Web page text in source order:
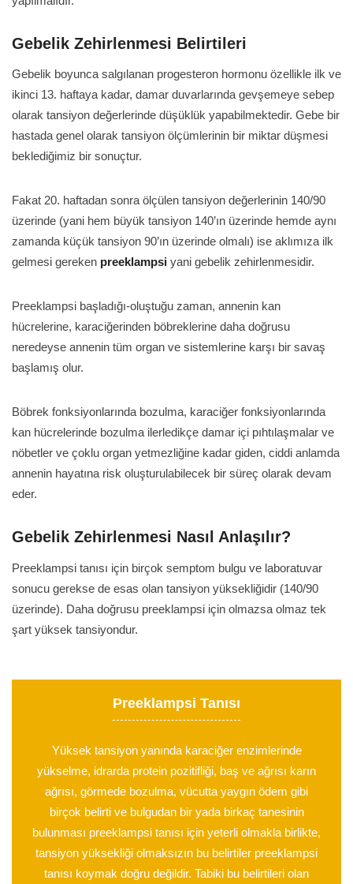
Gebelik Zehirlenmesi Belirtileri
Gebelik boyunca salgılanan progesteron hormonu özellikle ilk ve
ikinci 13. haftaya kadar, damar duvarlarında gevşemeye sebep
olarak tansiyon değerlerinde düşüklük yapabilmektedir. Gebe bir
hastada genel olarak tansiyon ölçümlerinin bir miktar düşmesi
beklediğimiz bir sonuçtur.
Fakat 20. haftadan sonra ölçülen tansiyon değerlerinin 140/90
üzerinde (yani hem büyük tansiyon 140’ın üzerinde hemde aynı
zamanda küçük tansiyon 90’ın üzerinde olmalı) ise aklımıza ilk
gelmesi gereken preeklampsi yani gebelik zehirlenmesidir.
Preeklampsi başladığı-oluştuğu zaman, annenin kan
hücrelerine, karaciğerinden böbreklerine daha doğrusu
neredeyse annenin tüm organ ve sistemlerine karşı bir savaş
başlamış olur.
Böbrek fonksiyonlarında bozulma, karaciğer fonksiyonlarında
kan hücrelerinde bozulma ilerledikçe damar içi pıhtılaşmalar ve
nöbetler ve çoklu organ yetmezliğine kadar giden, ciddi anlamda
annenin hayatına risk oluşturulabilecek bir süreç olarak devam
eder.
Gebelik Zehirlenmesi Nasıl Anlaşılır?
Preeklampsi tanısı için birçok semptom bulgu ve laboratuvar
sonucu gerekse de esas olan tansiyon yüksekliğidir (140/90
üzerinde). Daha doğrusu preeklampsi için olmazsa olmaz tek
şart yüksek tansiyondur.
Preeklampsi Tanısı
Yüksek tansiyon yanında karaciğer enzimlerinde
yükselme, idrarda protein pozitifliği, baş ve ağrısı karın
ağrısı, görmede bozulma, vücutta yaygın ödem gibi
birçok belirti ve bulgudan bir yada birkaç tanesinin
bulunması preeklampsi tanısı için yeterli olmakla birlikte,
tansiyon yüksekliği olmaksızın bu belirtiler preeklampsi
tanısı koymak doğru değildir. Tabiki bu belirtileri olan